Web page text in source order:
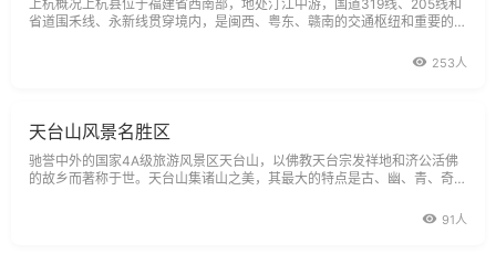
上杭概况上杭县位于福建省西南部，地处汀江中游，国道319线、205线和
省道围禾线、永新线贯穿境内，是闽西、粤东、赣南的交通枢纽和重要的物
253人
天台山风景名胜区
驰誉中外的国家4A级旅游风景区天台山，以佛教天台宗发祥地和济公活佛
的故乡而著称于世。天台山集诸山之美，其最大的特点是古、幽、青、奇。
标于《徐霞客游记》篇首。天台山的自然景观得天独厚，人文景观悠久灿91人